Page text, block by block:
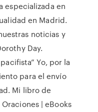
especializada en
en Madrid.
noticias y
Day.
Yo, por la
para el envío
Mi libro de
| eBooks